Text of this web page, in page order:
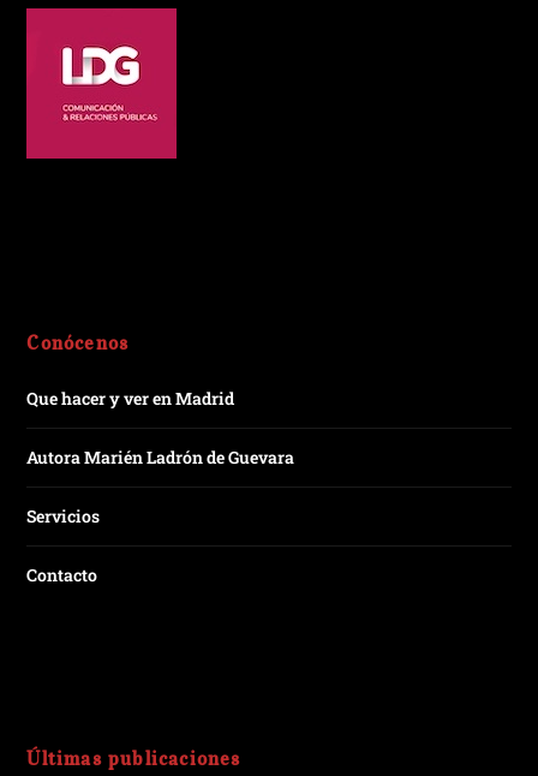
Conócenos
Que hacer y ver en Madrid
Autora Marién Ladrón de Guevara
Servicios
Contacto
Últimas publicaciones